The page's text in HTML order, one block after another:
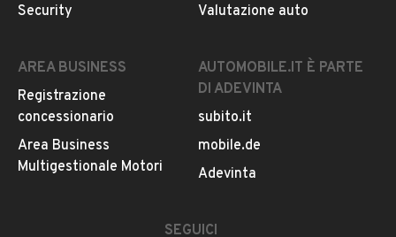
Security
Valutazione auto
AREA BUSINESS
Registrazione
concessionario
Area Business
Multigestionale Motori
AUTOMOBILE.IT È PARTE
DI ADEVINTA
subito.it
mobile.de
Adevinta
SEGUICI